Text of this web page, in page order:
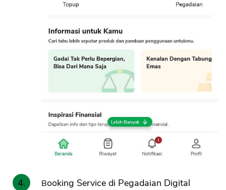
Booking Service di Pegadaian Digital